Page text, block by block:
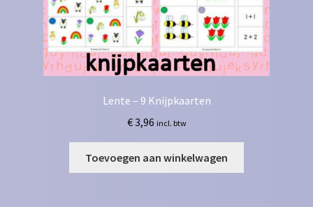
Lente – 9 Knijpkaarten
€3,96 incl. btw
Toevoegen aan winkelwagen